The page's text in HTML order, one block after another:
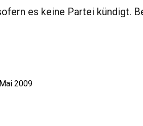
es keine Partei kündigt.
2009